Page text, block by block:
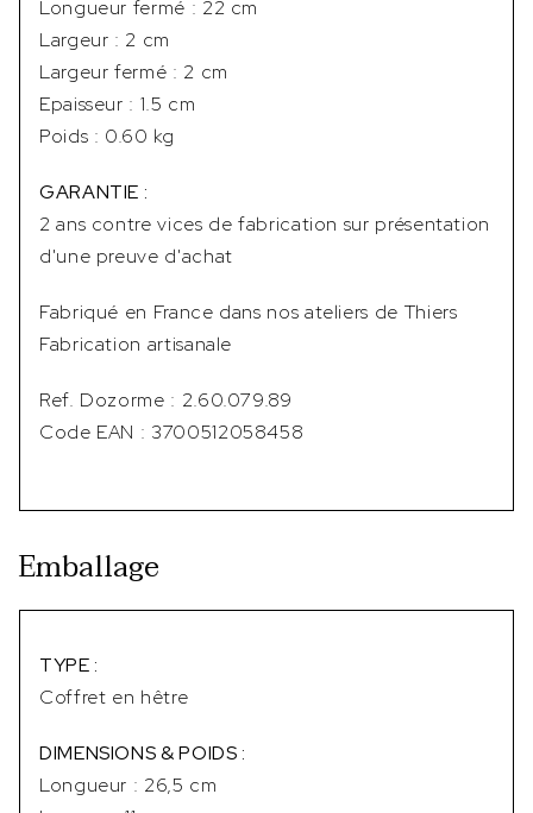
Longueur fermé : 22 cm
Largeur : 2 cm
Largeur fermé : 2 cm
Epaisseur : 1.5 cm
Poids : 0.60 kg
GARANTIE :
2 ans contre vices de fabrication sur présentation
d'une preuve d'achat
Fabriqué en France dans nos ateliers de Thiers
Fabrication artisanale
Ref. Dozorme : 2.60.079.89
Code EAN : 3700512058458
Emballage
TYPE :
Coffret en hêtre
DIMENSIONS & POIDS :
Longueur : 26,5 cm